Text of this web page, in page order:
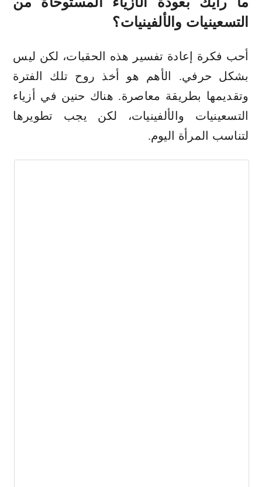
التسعينيات والألفينيات؟
أحب فكرة إعادة تفسير هذه الحقبات، لكن ليس
بشكل حرفي. الأهم هو أخذ روح تلك الفترة
وتقديمها بطريقة معاصرة. هناك حنين في أزياء
التسعينيات والألفينيات، لكن يجب تطويرها
لتناسب المرأة اليوم.